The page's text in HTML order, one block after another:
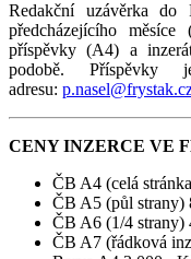
Redakční uzávěrka
předcházejícího
příspěvky (A4) a
podobě. Příspěvky
adresu:
CENY INZERCE VE
ČB A4 (celá
ČB A5 (půl strany)
ČB A6 (1/4 strany)
ČB A7 (řádková